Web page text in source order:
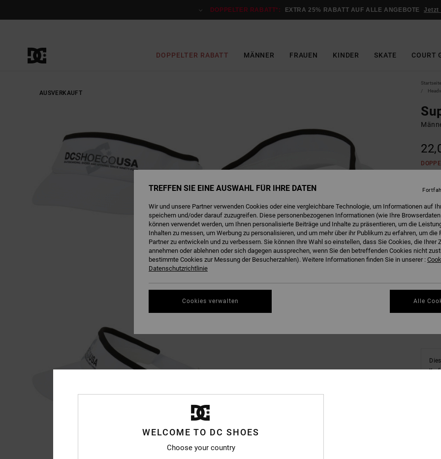
DOPPELTER RABATT*: EXTRA 25% RABATT AUF ALLE ANGEBOTE Jetzt
DOPPELTER RABATT MÄNNER FRAUEN KINDER SKATE COURT
AUSVERKAUFT
Startseite
Farbe
WELCOME TO DC SHOES
Choose your country
TREFFEN SIE EINE AUSWAHL FÜR IHRE DATEN
Wir und unsere Partner verwenden Cookies oder eine vergleichbare Technologie, um Informationen auf
speichern und/oder darauf zuzugreifen. Diese personenbezogenen Informationen (wie Ihre
können verwendet werden, um Ihnen personalisierte Beiträge und Inhalte zu präsentieren, um die
Inhalten zu messen, um Werbung zu personalisieren, und um mehr über ihr Publikum zu erfahren, um die
Partner zu entwickeln und zu verbessern. Sie können Ihre Wahl so einstellen, dass Sie Cookies, die Ihrer
annehmen oder ablehnen oder sich dagegen aussprechen, wenn Sie den betreffenden Cookies nicht
bestimmte Cookies zur Messung der Besucherzahlen). Weitere Informationen finden Sie in unserer :
Datenschutzrichtlinie
Cookies verwalten Alle